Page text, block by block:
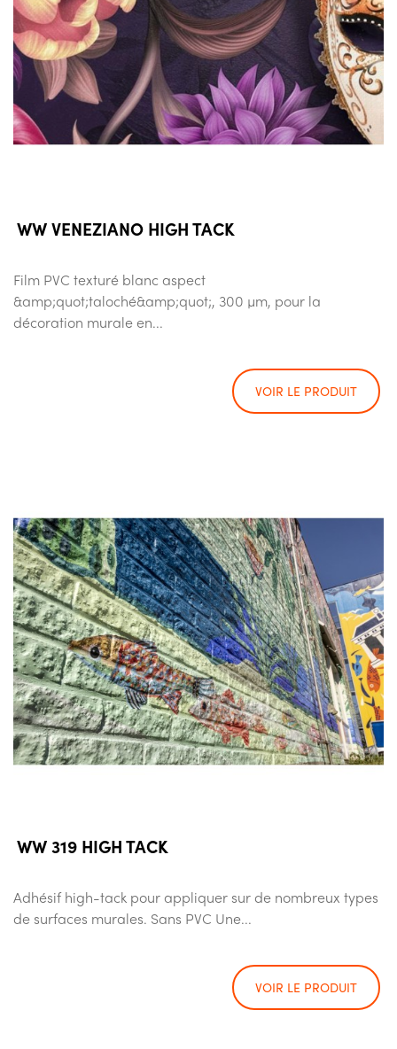
WW VENEZIANO HIGH TACK
Film PVC texturé blanc aspect
&amp;quot;taloché&amp;quot;, 300 µm, pour la
décoration murale en...
VOIR LE PRODUIT
WW 319 HIGH TACK
Adhésif high-tack pour appliquer sur de nombreux types
de surfaces murales. Sans PVC Une...
VOIR LE PRODUIT